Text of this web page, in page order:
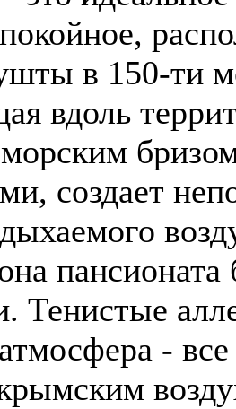
в 150-ти
вдоль
создает
Тенистые
-